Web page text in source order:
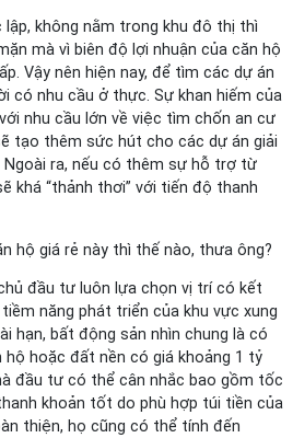
không nằm trong khu đô thị thì
mà vì biên độ lợi nhuận của căn hộ
Vậy nên hiện nay, để tìm các dự án
có nhu cầu ở thực. Sự khan hiếm của
nhu cầu lớn về việc tìm chốn an cư
tạo thêm sức hút cho các dự án giải
Ngoài ra, nếu có thêm sự hỗ trợ từ
khá “thảnh thơi” với tiến độ thanh
hộ giá rẻ này thì thế nào, thưa ông?
đầu tư luôn lựa chọn vị trí có kết
năng phát triển của khu vực xung
hạn, bất động sản nhìn chung là có
hộ hoặc đất nền có giá khoảng 1 tỷ
đầu tư có thể cân nhắc bao gồm tốc
khoản tốt do phù hợp túi tiền của
thiện, họ cũng có thể tính đến